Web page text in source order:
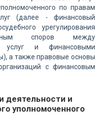
по правам
(далее - финансовый
урегулирования
споров между
услуг и финансовыми
а также правовые основы
с финансовым
деятельности и
уполномоченного